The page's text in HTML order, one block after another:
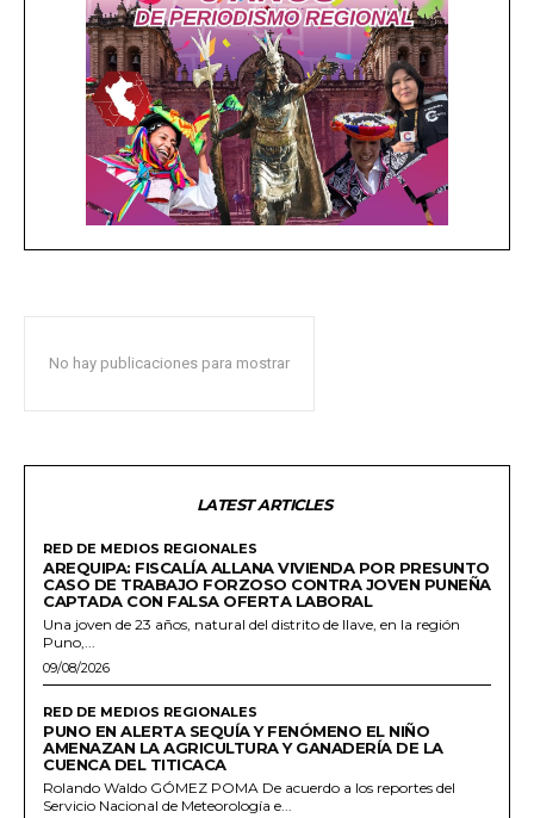
No hay publicaciones para mostrar
LATEST ARTICLES
RED DE MEDIOS REGIONALES
AREQUIPA: FISCALÍA ALLANA VIVIENDA POR PRESUNTO
CASO DE TRABAJO FORZOSO CONTRA JOVEN PUNEÑA
CAPTADA CON FALSA OFERTA LABORAL
Una joven de 23 años, natural del distrito de Ilave, en la región
Puno,...
09/08/2026
RED DE MEDIOS REGIONALES
PUNO EN ALERTA SEQUÍA Y FENÓMENO EL NIÑO
AMENAZAN LA AGRICULTURA Y GANADERÍA DE LA
CUENCA DEL TITICACA
Rolando Waldo GÓMEZ POMA De acuerdo a los reportes del
Servicio Nacional de Meteorología e...